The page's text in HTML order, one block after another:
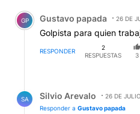
Comentario de Gustavo
GP Gustavo papada 26 DE
Golpista para quien
RESPONDER
2
RESPUESTAS
3
SA Silvio Arevalo
26 DE
Responder a Gustavo papada